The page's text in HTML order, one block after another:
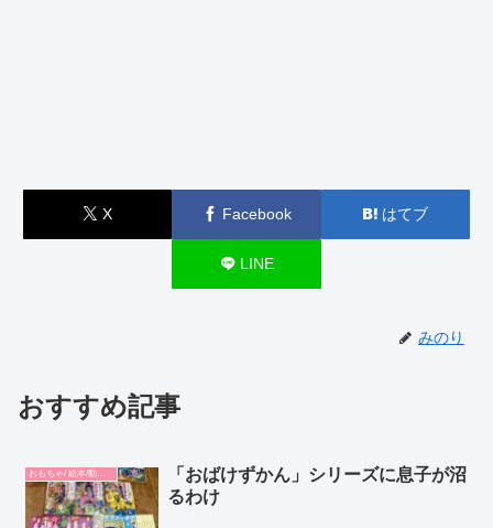
X Facebook はてブ
LINE
みのり
おすすめ記事
おもちゃ/ 絵本/動画/教材
「おばけずかん」シリーズに息子が沼
るわけ